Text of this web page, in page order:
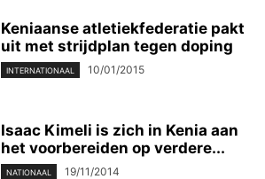
Keniaanse atletiekfederatie pakt
uit met strijdplan tegen doping
INTERNATIONAAL 10/01/2015
Isaac Kimeli is zich in Kenia aan
het voorbereiden op verdere...
NATIONAAL 19/11/2014